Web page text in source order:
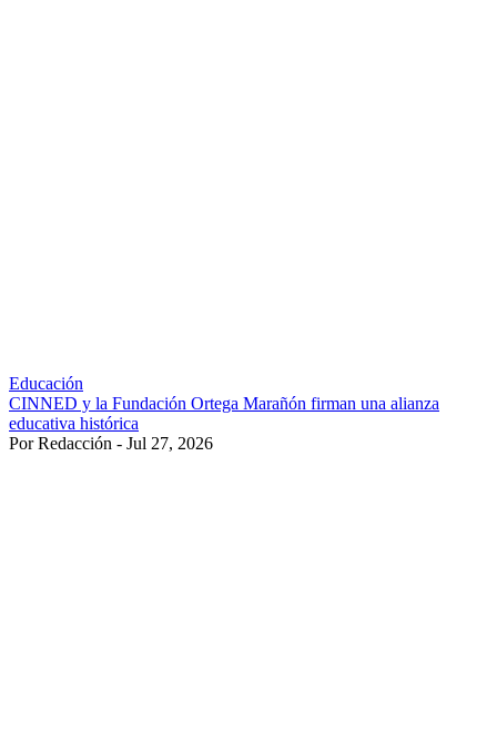
Educación
CINNED y la Fundación Ortega Marañón firman una alianza
educativa histórica
Por Redacción - Jul 27, 2026